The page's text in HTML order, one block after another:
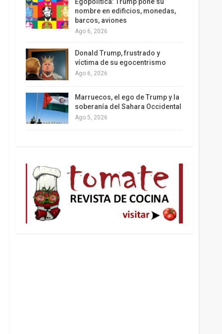
nombre en edificios, monedas,
barcos, aviones
Ago 6, 2026
Donald Trump, frustrado y
víctima de su egocentrismo
Ago 6, 2026
Marruecos, el ego de Trump y la
soberanía del Sahara Occidental
Ago 5, 2026